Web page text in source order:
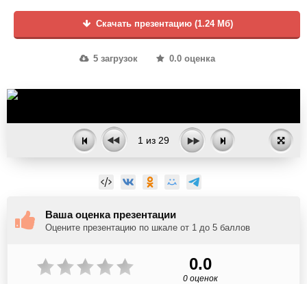
Скачать презентацию (1.24 Мб)
5 загрузок 0.0 оценка
1 из 29
Ваша оценка презентации
Оцените презентацию по шкале от 1 до 5 баллов
0.0
0 оценок